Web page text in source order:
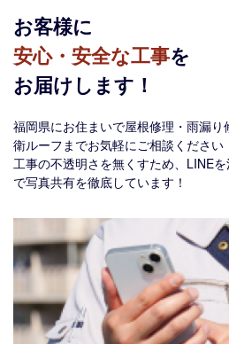
お客様に
安心・安全な工事を
お届けします！
福岡県にお住まいで屋根修理・雨漏
衛ルーフまでお気軽にご相談ください
工事の不透明さを無くすため、LINE
で写真共有を徹底しています！